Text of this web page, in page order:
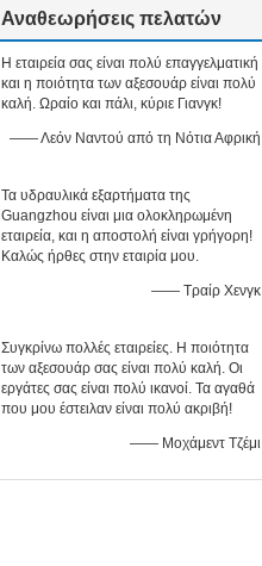
Αναθεωρήσεις πελατών
Η εταιρεία σας είναι πολύ επαγγελματική
και η ποιότητα των αξεσουάρ είναι πολύ
καλή. Ωραίο και πάλι, κύριε Γιανγκ!
—— Λεόν Ναντού από τη Νότια Αφρική
Τα υδραυλικά εξαρτήματα της
Guangzhou είναι μια ολοκληρωμένη
εταιρεία, και η αποστολή είναι γρήγορη!
Καλώς ήρθες στην εταιρία μου.
—— Τραίρ Χενγκ
Συγκρίνω πολλές εταιρείες. Η ποιότητα
των αξεσουάρ σας είναι πολύ καλή. Οι
εργάτες σας είναι πολύ ικανοί. Τα αγαθά
που μου έστειλαν είναι πολύ ακριβή!
—— Μοχάμεντ Τζέμι